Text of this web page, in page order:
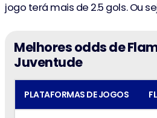
jogo terá mais de 2.5 gols. Ou
Melhores odds de
Juventude
PLATAFORMAS DE JOGOS